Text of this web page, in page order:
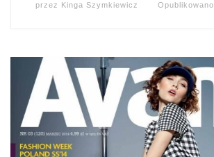
przez Kinga Szymkiewicz Opublikowano